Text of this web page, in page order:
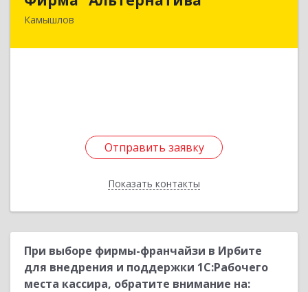
Камышлов
Отправить заявку
Показать контакты
624860, Свердловская обл, Камышлов г, Ленина
Отправить заявку
Назад
При выборе фирмы-франчайзи в Ирбите
для внедрения и поддержки 1С:Рабочего
места кассира, обратите внимание на: